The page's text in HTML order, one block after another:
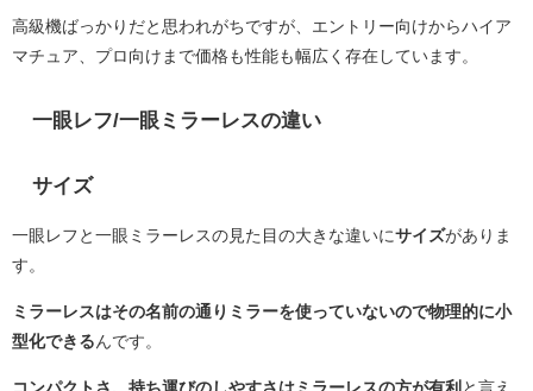
高級機ばっかりだと思われがちですが、エントリー向けからハイア
マチュア、プロ向けまで価格も性能も幅広く存在しています。
一眼レフ/一眼ミラーレスの違い
サイズ
一眼レフと一眼ミラーレスの見た目の大きな違いにサイズがありま
す。
ミラーレスはその名前の通りミラーを使っていないので物理的に小
型化できる んです。